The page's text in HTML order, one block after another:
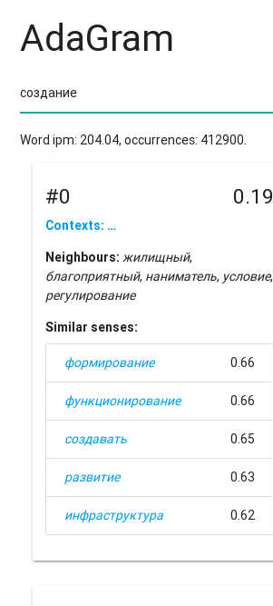
AdaGram
Word ipm: 204.04, occurrences: 412900.
#0 0.19
Contexts: …
Neighbours: жилищный,
благоприятный, наниматель, условие,
регулирование
Similar senses:
формирование 0.66
функционирование 0.66
создавать 0.65
развитие 0.63
инфраструктура 0.62